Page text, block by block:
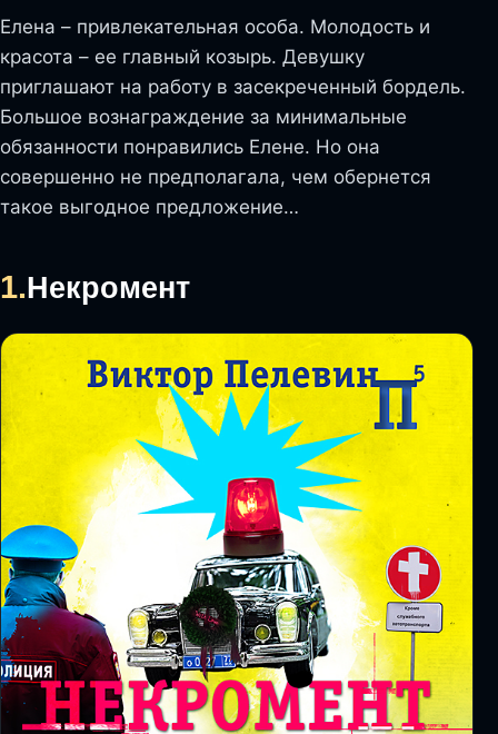
Елена – привлекательная особа. Молодость и
красота – ее главный козырь. Девушку
приглашают на работу в засекреченный бордель.
Большое вознаграждение за минимальные
обязанности понравились Елене. Но она
совершенно не предполагала, чем обернется
такое выгодное предложение…
1.Некромент